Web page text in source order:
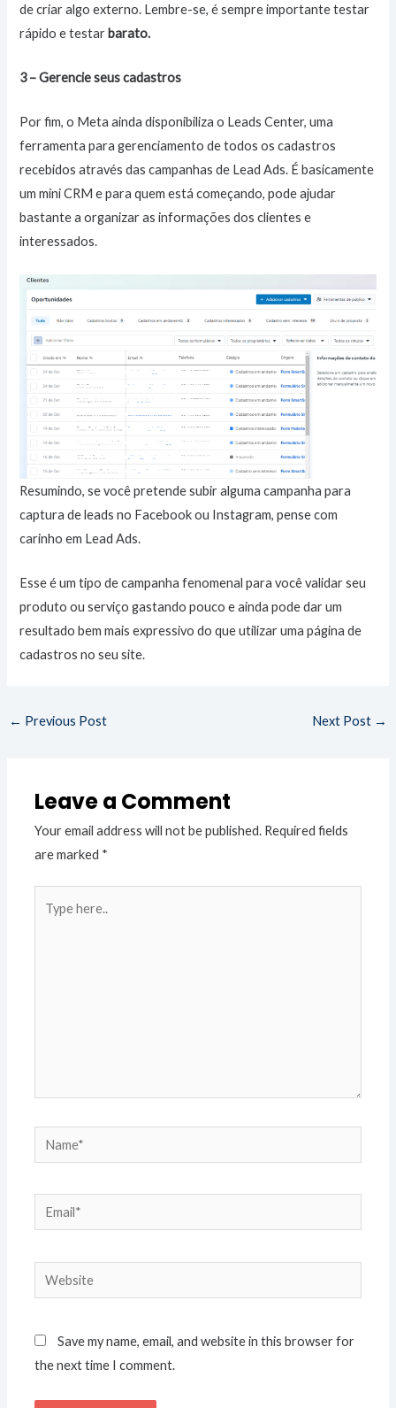
de criar algo externo. Lembre-se, é sempre importante testar
rápido e testar barato.
3 – Gerencie seus cadastros
Por fim, o Meta ainda disponibiliza o Leads Center, uma
ferramenta para gerenciamento de todos os cadastros
recebidos através das campanhas de Lead Ads. É basicamente
um mini CRM e para quem está começando, pode ajudar
bastante a organizar as informações dos clientes e
interessados.
Resumindo, se você pretende subir alguma campanha para
captura de leads no Facebook ou Instagram, pense com
carinho em Lead Ads.
Esse é um tipo de campanha fenomenal para você validar seu
produto ou serviço gastando pouco e ainda pode dar um
resultado bem mais expressivo do que utilizar uma página de
cadastros no seu site.
← Previous Post Next Post →
Leave a Comment
Your email address will not be published. Required fields
are marked *
here..
Name*
Email*
Website
Save my name, email, and website in this browser for
the next time I comment.